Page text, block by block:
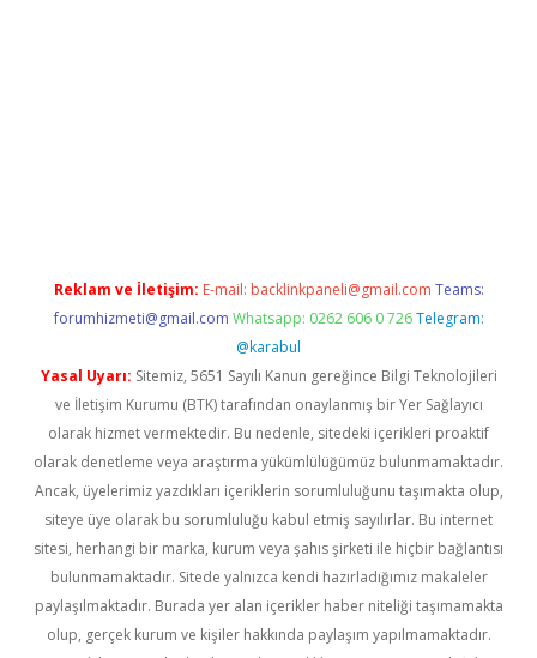
Reklam ve İletişim: E-mail: backlinkpaneli@gmail.com Teams:
forumhizmeti@gmail.com Whatsapp: 0262 606 0 726 Telegram:
@karabul
Yasal Uyarı: Sitemiz, 5651 Sayılı Kanun gereğince Bilgi Teknolojileri
ve İletişim Kurumu (BTK) tarafından onaylanmış bir Yer Sağlayıcı
olarak hizmet vermektedir. Bu nedenle, sitedeki içerikleri proaktif
olarak denetleme veya araştırma yükümlülüğümüz bulunmamaktadır.
Ancak, üyelerimiz yazdıkları içeriklerin sorumluluğunu taşımakta olup,
siteye üye olarak bu sorumluluğu kabul etmiş sayılırlar. Bu internet
sitesi, herhangi bir marka, kurum veya şahıs şirketi ile hiçbir bağlantısı
bulunmamaktadır. Sitede yalnızca kendi hazırladığımız makaleler
paylaşılmaktadır. Burada yer alan içerikler haber niteliği taşımamakta
olup, gerçek kurum ve kişiler hakkında paylaşım yapılmamaktadır.